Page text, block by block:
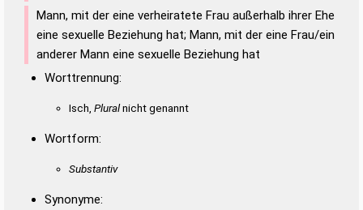
Mann, mit der eine verheiratete Frau außerhalb ihrer Ehe
eine sexuelle Beziehung hat; Mann, mit der eine Frau/ein
anderer Mann eine sexuelle Beziehung hat
Worttrennung:
Isch, Pluralnicht genannt
Wortform:
Substantiv
Synonyme: